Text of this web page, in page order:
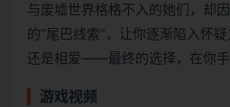
与废墟世界格格不入的她们，却
的“尾巴线索”，让你逐渐陷入怀
还是相爱——最终的选择，在你手
游戏视频